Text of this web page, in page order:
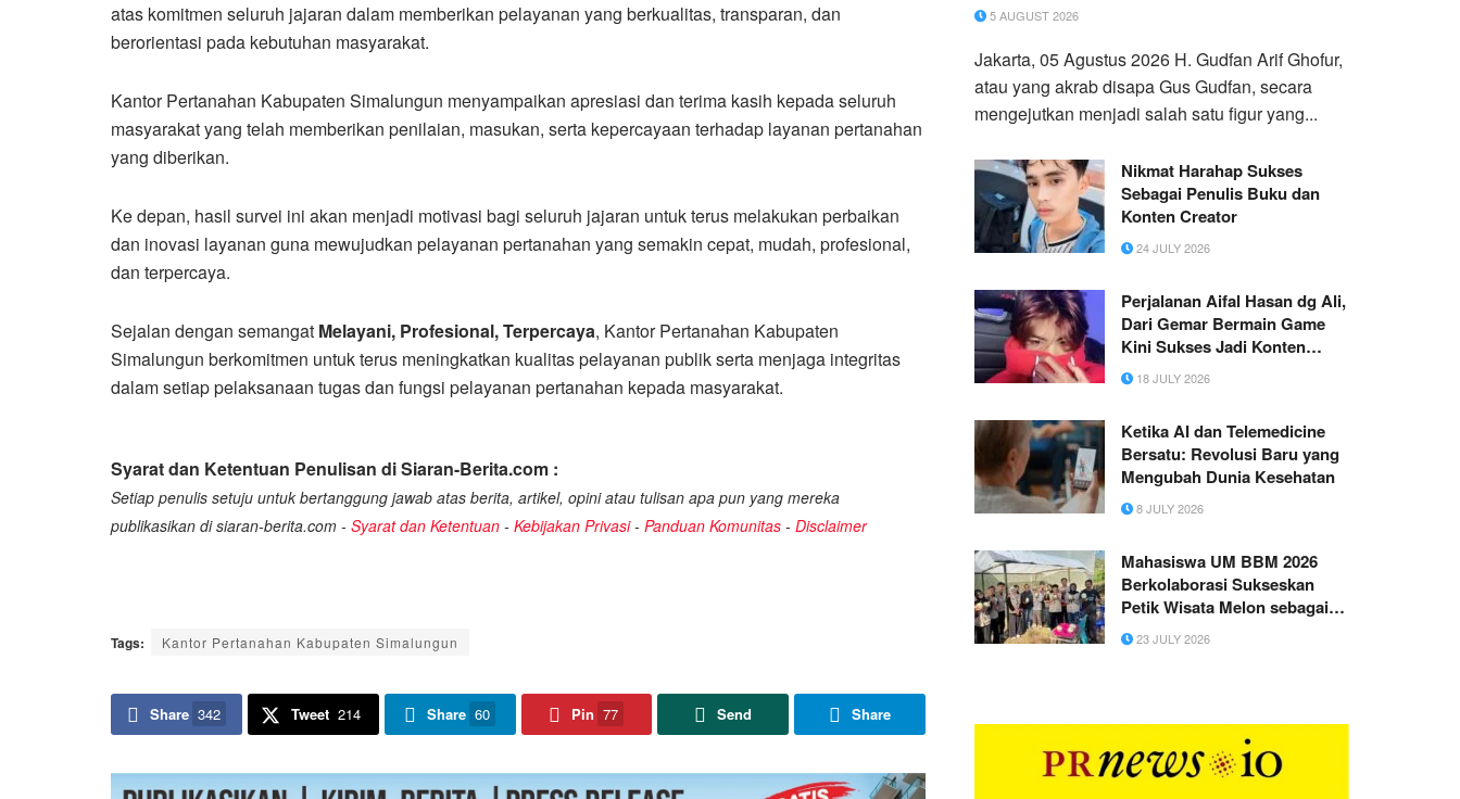
atas komitmen seluruh jajaran dalam memberikan pelayanan yang berkualitas, transparan, dan
berorientasi pada kebutuhan masyarakat.
Kantor Pertanahan Kabupaten Simalungun menyampaikan apresiasi dan terima kasih kepada seluruh
masyarakat yang telah memberikan penilaian, masukan, serta kepercayaan terhadap layanan pertanahan
yang diberikan.
Ke depan, hasil survei ini akan menjadi motivasi bagi seluruh jajaran untuk terus melakukan perbaikan
dan inovasi layanan guna mewujudkan pelayanan pertanahan yang semakin cepat, mudah, profesional,
dan terpercaya.
Sejalan dengan semangat Melayani, Profesional, Terpercaya, Kantor Pertanahan Kabupaten
Simalungun berkomitmen untuk terus meningkatkan kualitas pelayanan publik serta menjaga integritas
dalam setiap pelaksanaan tugas dan fungsi pelayanan pertanahan kepada masyarakat.
Syarat dan Ketentuan Penulisan di Siaran-Berita.com :
Setiap penulis setuju untuk bertanggung jawab atas berita, artikel, opini atau tulisan apa pun yang mereka
publikasikan di siaran-berita.com - Syarat dan Ketentuan - Kebijakan Privasi- Panduan Komunitas - Disclaimer
Tags: Kantor Pertanahan Kabupaten Simalungun
Share 342 Tweet 214 Share 60 Pin 77 Send Share
5 AUGUST 2026
Jakarta, 05 Agustus 2026 H. Gudfan Arif Ghofur,
atau yang akrab disapa Gus Gudfan, secara
mengejutkan menjadi salah satu figur yang...
Nikmat Harahap Sukses
Sebagai Penulis Buku dan
Konten Creator
24 JULY 2026
Perjalanan Aifal Hasan dg Ali,
Dari Gemar Bermain Game
Kini Sukses Jadi Konten
Kreator Game
18 JULY 2026
Ketika AI dan Telemedicine
Bersatu: Revolusi Baru yang
Mengubah Dunia Kesehatan
8 JULY 2026
Mahasiswa UM BBM 2026
Berkolaborasi Sukseskan
Petik Wisata Melon sebagai
Daya Tarik Agrowisata Desa
Sumberdodol
23 JULY 2026